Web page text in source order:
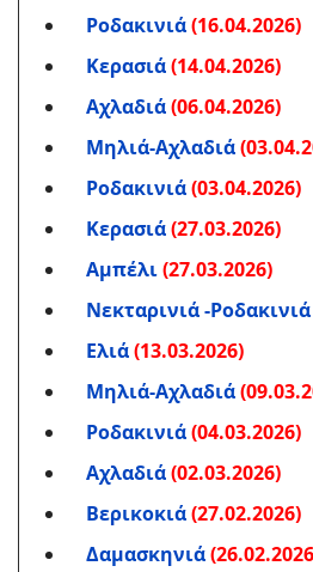
Ροδακινιά(16.04.2026)
Κερασιά(14.04.2026)
Αχλαδιά(06.04.2026)
Μηλιά-Αχλαδιά
Ροδακινιά(03.04.2026)
Κερασιά(27.03.2026)
Αμπέλι(27.03.2026)
Νεκταρινιά -Ροδακινιά
Ελιά(13.03.2026)
Μηλιά-Αχλαδιά
Ροδακινιά(04.03.2026)
Αχλαδιά(02.03.2026)
Βερικοκιά(27.02.2026)
Δαμασκηνιά